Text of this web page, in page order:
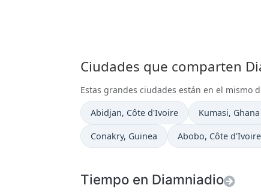
Ciudades que comparten
Estas grandes ciudades están en el mismo
Hora actual en
Abidjan, Côte d'Ivoire Hora actual en
Kumasi, Ghana
Hora actual en
Conakry, Guinea Hora actual en
Abobo, Côte d'Ivoire
Tiempo en Diamniadio